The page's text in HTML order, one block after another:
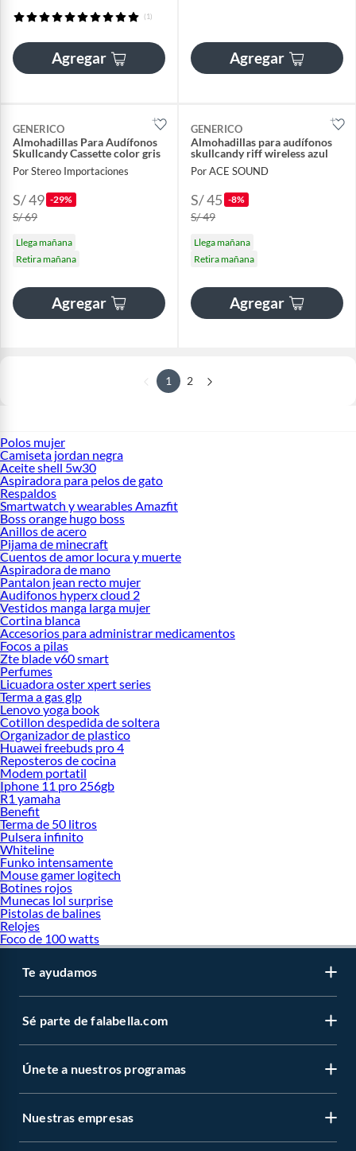
(1)
Agregar Agregar
GENERICO
Almohadillas Para Audífonos
Skullcandy Cassette color gris
Por Stereo Importaciones
S/ 49 -29%
S/ 69
Llega mañana
Retira mañana
Agregar
GENERICO
Almohadillas para audífonos
skullcandy riff wireless azul
Por ACE SOUND
S/ 45 -8%
S/ 49
Llega mañana
Retira mañana
Agregar
1 2
Polos mujer
Camiseta jordan negra
Aceite shell 5w30
Aspiradora para pelos de gato
Respaldos
Smartwatch y wearables Amazfit
Boss orange hugo boss
Anillos de acero
Pijama de minecraft
Cuentos de amor locura y muerte
Aspiradora de mano
Pantalon jean recto mujer
Audifonos hyperx cloud 2
Vestidos manga larga mujer
Cortina blanca
Accesorios para administrar medicamentos
Focos a pilas
Zte blade v60 smart
Perfumes
Licuadora oster xpert series
Terma a gas glp
Lenovo yoga book
Cotillon despedida de soltera
Organizador de plastico
Huawei freebuds pro 4
Reposteros de cocina
Modem portatil
Iphone 11 pro 256gb
R1 yamaha
Benefit
Terma de 50 litros
Pulsera infinito
Whiteline
Funko intensamente
Mouse gamer logitech
Botines rojos
Munecas lol surprise
Pistolas de balines
Relojes
Foco de 100 watts
Te ayudamos
Sé parte de falabella.com
Únete a nuestros programas
Nuestras empresas